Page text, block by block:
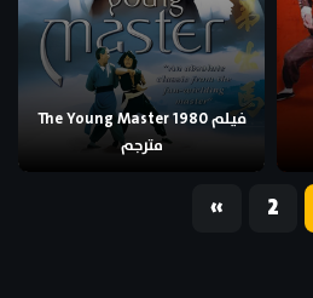
فيلم The Young Master 1980
مترجم
2
«